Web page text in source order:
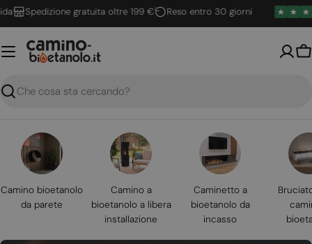
Vai
al
contenuto
Spedizione gratuita oltre 199 € Reso entro 30 giorni
Ricerca
Camino bioetanolo
da parete
Camino a
bioetanolo a libera
installazione
Caminetto a
bioetanolo da
incasso